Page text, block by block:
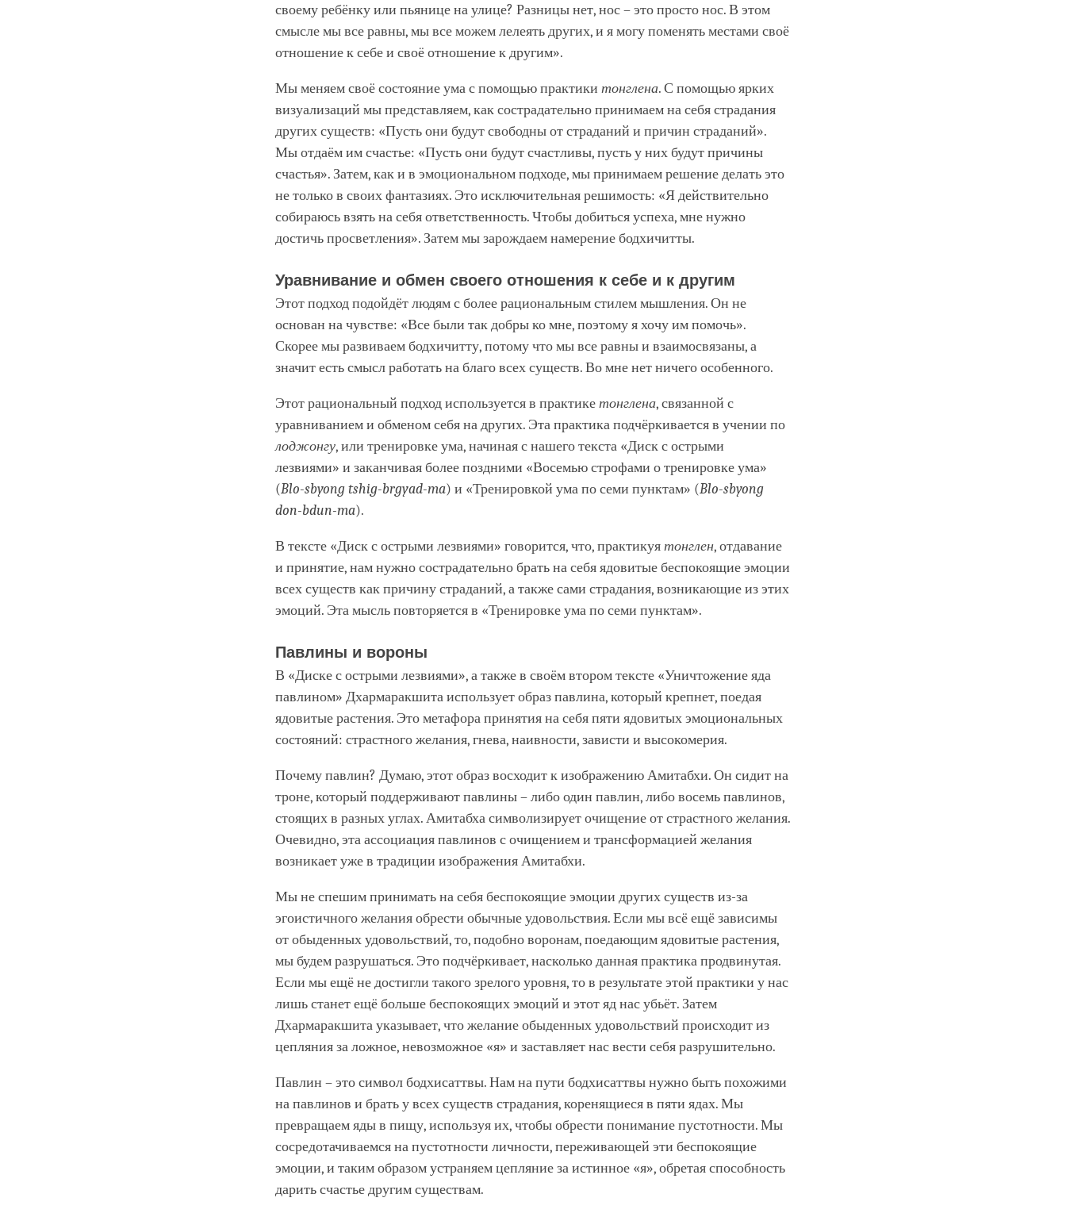
своему ребёнку или пьянице на улице? Разницы нет, нос – это просто нос. В этом
смысле мы все равны, мы все можем лелеять других, и я могу поменять местами своё
отношение к себе и своё отношение к другим».
Мы меняем своё состояние ума с помощью практики тонглена. С помощью ярких
визуализаций мы представляем, как сострадательно принимаем на себя страдания
других существ: «Пусть они будут свободны от страданий и причин страданий».
Мы отдаём им счастье: «Пусть они будут счастливы, пусть у них будут причины
счастья». Затем, как и в эмоциональном подходе, мы принимаем решение делать это
не только в своих фантазиях. Это исключительная решимость: «Я действительно
собираюсь взять на себя ответственность. Чтобы добиться успеха, мне нужно
достичь просветления». Затем мы зарождаем намерение бодхичитты.
Уравнивание и обмен своего отношения к себе и к другим
Этот подход подойдёт людям с более рациональным стилем мышления. Он не
основан на чувстве: «Все были так добры ко мне, поэтому я хочу им помочь».
Скорее мы развиваем бодхичитту, потому что мы все равны и взаимосвязаны, а
значит есть смысл работать на благо всех существ. Во мне нет ничего особенного.
Этот рациональный подход используется в практикетонглена, связанной с
уравниванием и обменом себя на других. Эта практика подчёркивается в учении по
лоджонгу, или тренировке ума, начиная с нашего текста «Диск с острыми
лезвиями» и заканчивая более поздними «Восемью строфами о тренировке ума»
(Blo-sbyong tshig-brgyad-ma) и «Тренировкой ума по семи пунктам» (Blo-sbyong
don-bdun-ma).
В тексте «Диск с острыми лезвиями» говорится, что, практикуятонглен, отдавание
и принятие, нам нужно сострадательно брать на себя ядовитые беспокоящие эмоции
всех существ как причину страданий, а также сами страдания, возникающие из этих
эмоций. Эта мысль повторяется в «Тренировке ума по семи пунктам».
Павлины и вороны
В «Диске с острыми лезвиями», а также в своём втором тексте «Уничтожение яда
павлином» Дхармаракшита использует образ павлина, который крепнет, поедая
ядовитые растения. Это метафора принятия на себя пяти ядовитых эмоциональных
состояний: страстного желания, гнева, наивности, зависти и высокомерия.
Почему павлин? Думаю, этот образ восходит к изображению Амитабхи. Он сидит на
троне, который поддерживают павлины – либо один павлин, либо восемь павлинов,
стоящих в разных углах. Амитабха символизирует очищение от страстного желания.
Очевидно, эта ассоциация павлинов с очищением и трансформацией желания
возникает уже в традиции изображения Амитабхи.
Мы не спешим принимать на себя беспокоящие эмоции других существ из-за
эгоистичного желания обрести обычные удовольствия. Если мы всё ещё зависимы
от обыденных удовольствий, то, подобно воронам, поедающим ядовитые растения,
мы будем разрушаться. Это подчёркивает, насколько данная практика продвинутая.
Если мы ещё не достигли такого зрелого уровня, то в результате этой практики у нас
лишь станет ещё больше беспокоящих эмоций и этот яд нас убьёт. Затем
Дхармаракшита указывает, что желание обыденных удовольствий происходит из
цепляния за ложное, невозможное «я» и заставляет нас вести себя разрушительно.
Павлин – это символ бодхисаттвы. Нам на пути бодхисаттвы нужно быть похожими
на павлинов и брать у всех существ страдания, коренящиеся в пяти ядах. Мы
превращаем яды в пищу, используя их, чтобы обрести понимание пустотности. Мы
сосредотачиваемся на пустотности личности, переживающей эти беспокоящие
эмоции, и таким образом устраняем цепляние за истинное «я», обретая способность
дарить счастье другим существам.